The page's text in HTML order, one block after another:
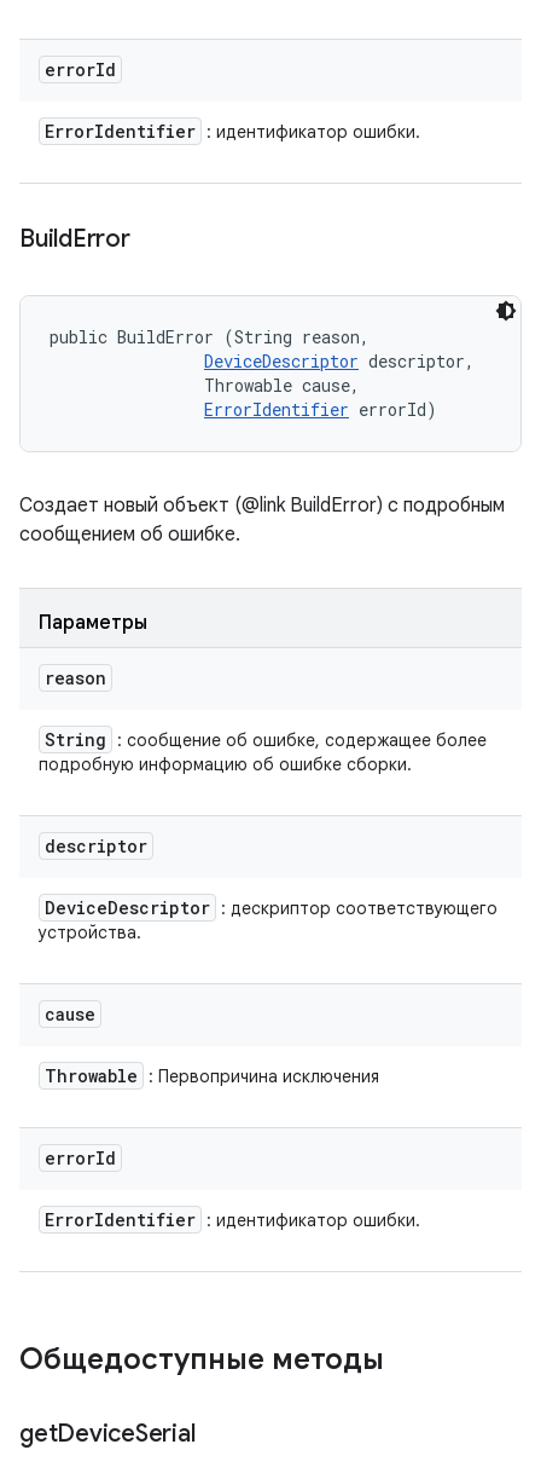
errorId
ErrorIdentifier : идентификатор ошибки.
BuildError
public BuildError (String reason,
DeviceDescriptor descriptor,
                Throwable cause,
ErrorIdentifier errorId)
Создает новый объект (@link BuildError) с подробным
сообщением об ошибке.
Параметры
reason
String
: сообщение об ошибке, содержащее более
подробную информацию об ошибке сборки.
descriptor
DeviceDescriptor : дескриптор соответствующего
устройства.
cause
Throwable : Первопричина исключения
errorId
ErrorIdentifier : идентификатор ошибки.
Общедоступные методы
getDeviceSerial